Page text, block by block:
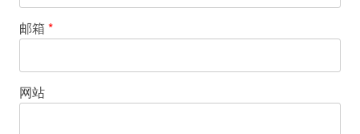
邮箱 *
网站